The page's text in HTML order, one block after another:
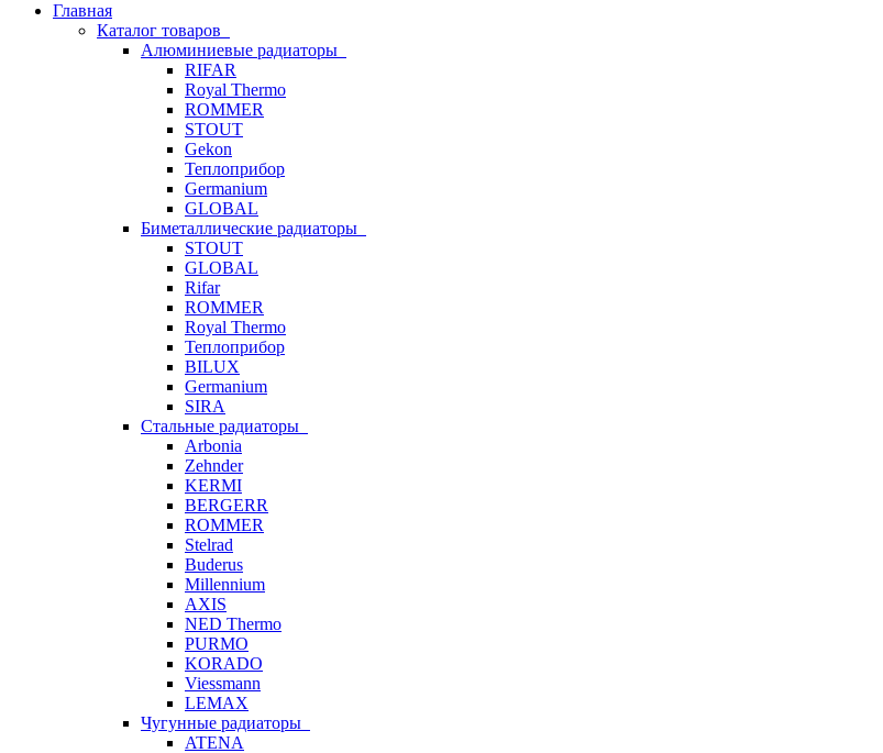
Главная
Каталог товаров
Алюминиевые радиаторы
RIFAR
Royal Thermo
ROMMER
STOUT
Gekon
Теплоприбор
Germanium
GLOBAL
Биметаллические радиаторы
STOUT
GLOBAL
Rifar
ROMMER
Royal Thermo
Теплоприбор
BILUX
Germanium
SIRA
Стальные радиаторы
Arbonia
Zehnder
KERMI
BERGERR
ROMMER
Stelrad
Buderus
Millennium
AXIS
NED Thermo
PURMO
KORADO
Viessmann
LEMAX
Чугунные радиаторы
ATENA